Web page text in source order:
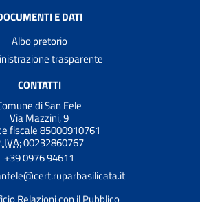
E DATI
Albo pretorio
trasparente
CONTATTI
di San Fele
Via Mazzini, 9
fiscale 85000910761
IVA:00232860767
+39 0976 94611